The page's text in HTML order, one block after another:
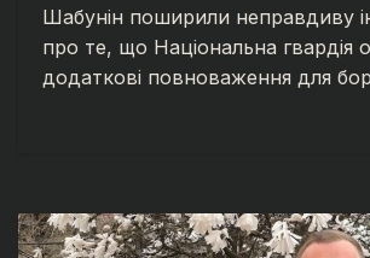
Шабунін поширили неправдиву
про те, що Національна гвардія
додаткові повноваження для